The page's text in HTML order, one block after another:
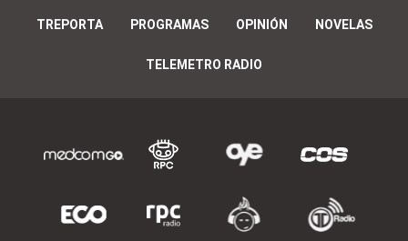
TREPORTA PROGRAMAS OPINIÓN NOVELAS
TELEMETRO RADIO